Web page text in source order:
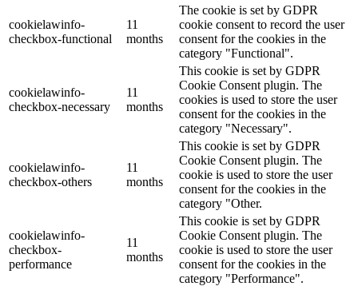
cookielawinfo-
checkbox-functional
11
months
The cookie is set by GDPR
cookie consent to record the user
consent for the cookies in the
category "Functional".
cookielawinfo-
checkbox-necessary
11
months
This cookie is set by GDPR
Cookie Consent plugin. The
cookies is used to store the user
consent for the cookies in the
category "Necessary".
cookielawinfo-
checkbox-others
11
months
This cookie is set by GDPR
Cookie Consent plugin. The
cookie is used to store the user
consent for the cookies in the
category "Other.
cookielawinfo-
checkbox-
performance
11
months
This cookie is set by GDPR
Cookie Consent plugin. The
cookie is used to store the user
consent for the cookies in the
category "Performance".